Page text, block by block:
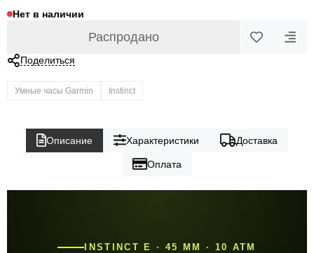
Нет в наличии
Распродано
Поделиться
Умные часы Garmin Instinct
Описание Характеристики Доставка
Оплата
INSTINCT E · 45 ММ · 10 ATM